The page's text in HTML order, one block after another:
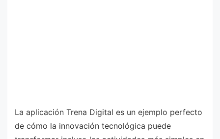
La aplicación Trena Digital es un ejemplo perfecto
de cómo la innovación tecnológica puede